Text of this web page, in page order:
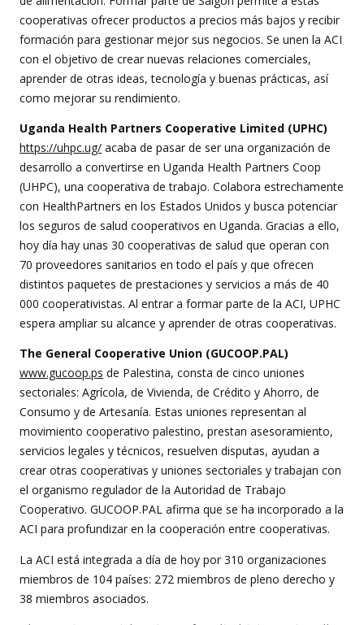
cooperativas ofrecer productos a precios más bajos y recibir
formación para gestionar mejor sus negocios. Se unen la ACI
con el objetivo de crear nuevas relaciones comerciales,
aprender de otras ideas, tecnología y buenas prácticas, así
como mejorar su rendimiento.
Uganda Health Partners Cooperative Limited (UPHC)
https://uhpc.ug/ acaba de pasar de ser una organización de
desarrollo a convertirse en Uganda Health Partners Coop
(UHPC), una cooperativa de trabajo. Colabora estrechamente
con HealthPartners en los Estados Unidos y busca potenciar
los seguros de salud cooperativos en Uganda. Gracias a ello,
hoy día hay unas 30 cooperativas de salud que operan con
70 proveedores sanitarios en todo el país y que ofrecen
distintos paquetes de prestaciones y servicios a más de 40
000 cooperativistas. Al entrar a formar parte de la ACI, UPHC
espera ampliar su alcance y aprender de otras cooperativas.
The General Cooperative Union (GUCOOP.PAL)
www.gucoop.ps de Palestina, consta de cinco uniones
sectoriales: Agrícola, de Vivienda, de Crédito y Ahorro, de
Consumo y de Artesanía. Estas uniones representan al
movimiento cooperativo palestino, prestan asesoramiento,
servicios legales y técnicos, resuelven disputas, ayudan a
crear otras cooperativas y uniones sectoriales y trabajan con
el organismo regulador de la Autoridad de Trabajo
Cooperativo. GUCOOP.PAL afirma que se ha incorporado a la
ACI para profundizar en la cooperación entre cooperativas.
La ACI está integrada a día de hoy por 310 organizaciones
miembros de 104 países: 272 miembros de pleno derecho y
38 miembros asociados.